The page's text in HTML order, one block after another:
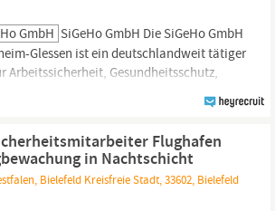
GmbH SiGeHo GmbH Die SiGeHo GmbH
Glessen ist ein deutschlandweit tätiger
Arbeitssicherheit, Gesundheitsschutz,
und Schulungsangebote. Seit
wir das Ziel,
Flughafen
in Nachtschicht
Bielefeld Kreisfreie Stadt, 33602, Bielefeld